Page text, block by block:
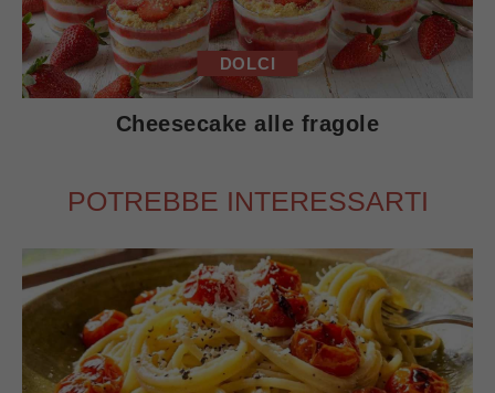
DOLCI
Cheesecake alle fragole
POTREBBE INTERESSARTI